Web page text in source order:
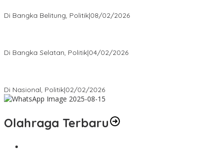
Di Bangka Belitung, Politik|08/02/2026
Di Bangka Selatan, Politik|04/02/2026
Di Nasional, Politik|02/02/2026
Olahraga Terbaru